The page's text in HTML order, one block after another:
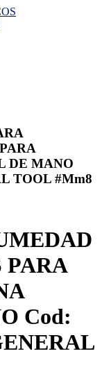
DE MANO
TOOL #Mm8
PARA
Cod: